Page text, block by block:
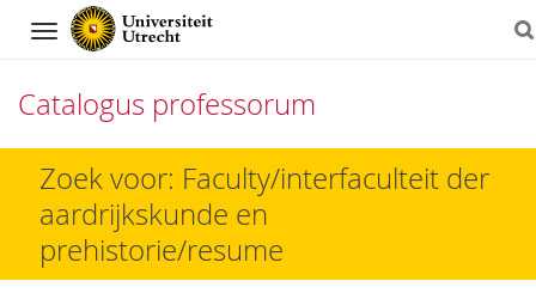
Navigation
Catalogus professorum
Direct
inhoud
Zoek voor: Faculty/interfaculteit der
aardrijkskunde en
prehistorie/resume